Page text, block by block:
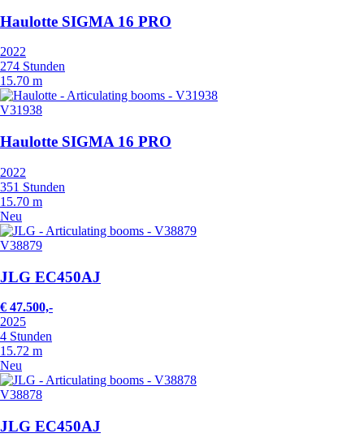
Haulotte SIGMA 16 PRO
2022
274 Stunden
15.70 m
V31938
Haulotte SIGMA 16 PRO
2022
351 Stunden
15.70 m
Neu
V38879
JLG EC450AJ
€ 47.500,-
2025
4 Stunden
15.72 m
Neu
V38878
JLG EC450AJ